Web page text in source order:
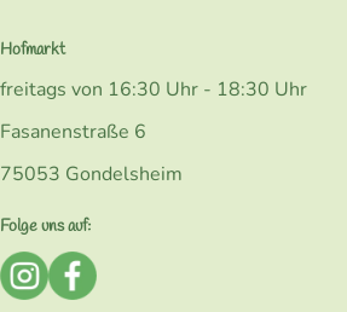
Hofmarkt
freitags von 16:30 Uhr - 18:30 Uhr
Fasanenstraße 6
75053 Gondelsheim
Folge uns auf:
Externer Link zu https://
Externer Link zu https://